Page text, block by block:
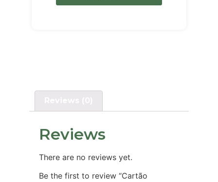
Reviews
There are no reviews yet.
Be the first to review “Cartão